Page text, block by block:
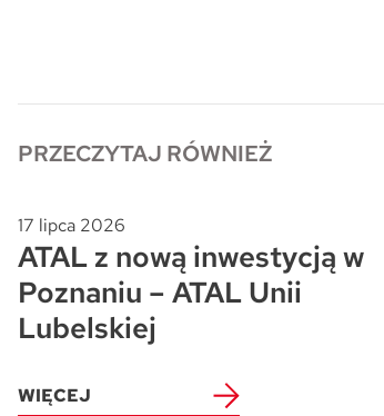
PRZECZYTAJ RÓWNIEŻ
17 lipca 2026
ATAL z nową inwestycją w
Poznaniu – ATAL Unii
Lubelskiej
WIĘCEJ